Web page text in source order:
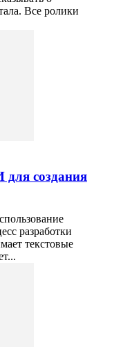
Все ролики
для создания
разработки
текстовые